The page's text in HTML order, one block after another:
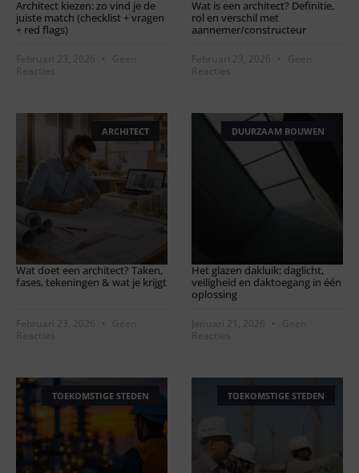
Architect kiezen: zo vind je de
juiste match (checklist + vragen
+ red flags)
Februari 23, 2026
Geen
Reacties
Wat is een architect? Definitie,
rol en verschil met
aannemer/constructeur
Februari 23, 2026
Geen
Reacties
ARCHITECT
Wat doet een architect? Taken,
fases, tekeningen & wat je krijgt
Februari 23, 2026
Geen
Reacties
DUURZAAM BOUWEN
Het glazen dakluik: daglicht,
veiligheid en daktoegang in één
oplossing
Januari 21, 2026
Geen
Reacties
TOEKOMSTIGE STEDEN TOEKOMSTIGE STEDEN